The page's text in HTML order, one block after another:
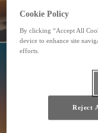
Cookie Policy
By clicking “Accept All
device to enhance site
efforts.
Reject